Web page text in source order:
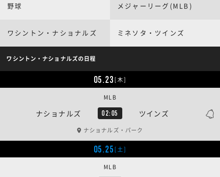
野球 メジャーリーグ(MLB)
ワシントン・ナショナルズ ミネソタ・ツインズ
ワシントン・ナショナルズの日程
05.23[木]
ナショナルズ 02:05 ツインズ
MLB
ナショナルズ・パーク
05.25[土]
MLB